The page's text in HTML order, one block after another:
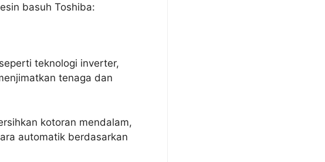
basuh Toshiba:
teknologi inverter,
tenaga dan
kotoran mendalam,
automatik berdasarkan